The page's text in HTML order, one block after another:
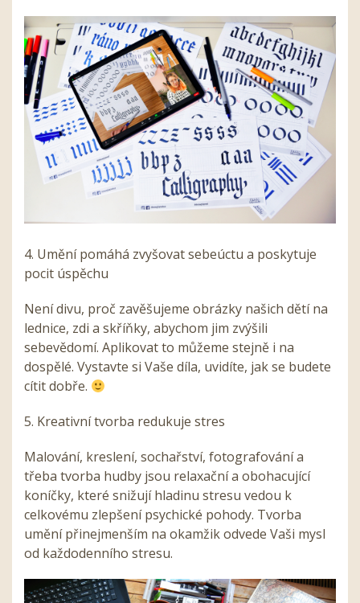
4. Umění pomáhá zvyšovat sebeúctu a poskytuje
pocit úspěchu
Není divu, proč zavěšujeme obrázky našich dětí na
lednice, zdi a skříňky, abychom jim zvýšili
sebevědomí. Aplikovat to můžeme stejně i na
dospělé. Vystavte si Vaše díla, uvidíte, jak se budete
cítit dobře.
5. Kreativní tvorba redukuje stres
Malování, kreslení, sochařství, fotografování a
třeba tvorba hudby jsou relaxační a obohacující
koníčky, které snižují hladinu stresu vedou k
celkovému zlepšení psychické pohody. Tvorba
umění přinejmenším na okamžik odvede Vaši mysl
od každodenního stresu.